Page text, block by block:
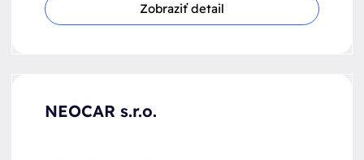
Zobraziť detail
NEOCAR s.r.o.